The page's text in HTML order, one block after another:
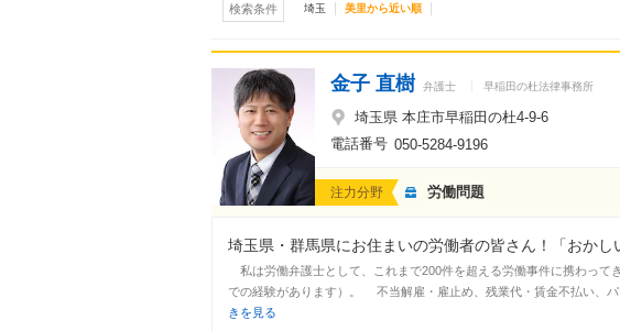
検索条件 埼玉 美里から近い順
金子 直樹 弁護士 早稲田の杜法律事務所
埼玉県 本庄市早稲田の杜4-9-6
電話番号 050-5284-9196
注力分野 労働問題
埼玉県・群馬県にお住まいの労働者の皆さん！「おかし
私は労働弁護士として、これまで200件を超える労働事件に携わって
での経験があります）。 不当解雇・雇止め、残業代・賃金不払い、
きを見る